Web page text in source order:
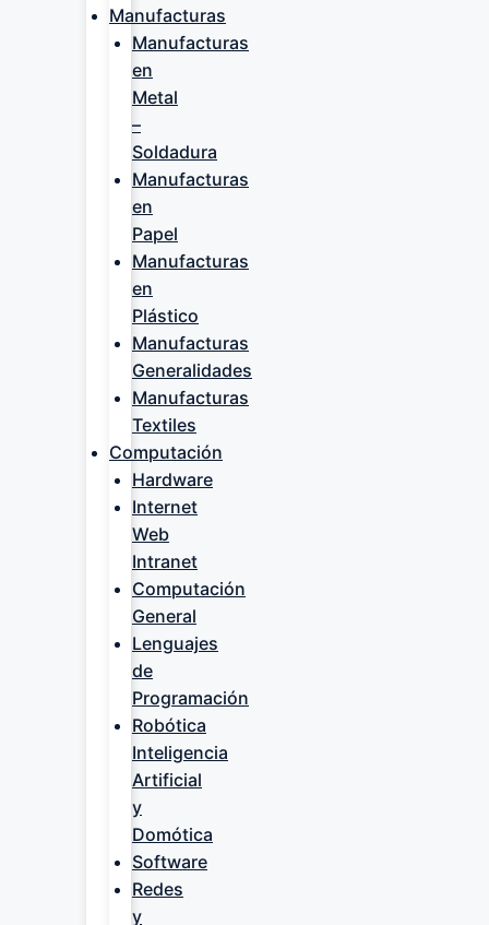
Manufacturas
Manufacturas
en
Metal
–
Soldadura
Manufacturas
en
Papel
Manufacturas
en
Plástico
Manufacturas
Generalidades
Manufacturas
Textiles
Computación
Hardware
Internet
Web
Intranet
Computación
General
Lenguajes
de
Programación
Robótica
Inteligencia
Artificial
y
Domótica
Software
Redes
y